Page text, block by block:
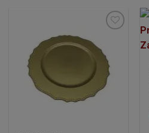
Minha
lista de
desejos